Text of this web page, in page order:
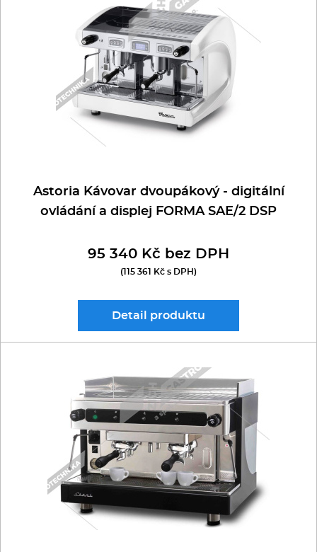
Roboty
Kávovary
Řeznické stroje
Konvektomaty/Pece
Stolní zařízení
Transport, výdej a regen.
Multifunkce - speciály
Vařiče a výrobníky těstovin
Nástroje
Vodní lázně
Nerez
Astoria Kávovar dvoupákový - digitální
ovládání a displej FORMA SAE/2 DSP
95 340 Kč bez DPH
(115 361 Kč s DPH)
Detail produktu